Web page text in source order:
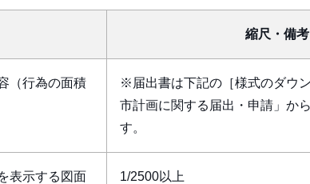
縮尺・備考
（行為の面積
※届出書は下記の［様式のダウ
市計画に関する届出・申請」か
す。
表示する図面
1/2500以上